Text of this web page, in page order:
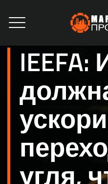
угля,